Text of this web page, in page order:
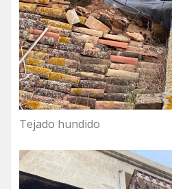
Tejado hundido